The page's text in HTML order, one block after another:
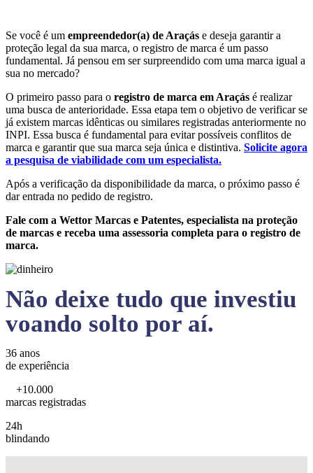
Se você é um empreendedor(a) de Araçás e deseja garantir a
proteção legal da sua marca, o registro de marca é um passo
fundamental. Já pensou em ser surpreendido com uma marca igual a
sua no mercado?
O primeiro passo para o registro de marca em Araçás é realizar
uma busca de anterioridade. Essa etapa tem o objetivo de verificar se
já existem marcas idênticas ou similares registradas anteriormente no
INPI. Essa busca é fundamental para evitar possíveis conflitos de
marca e garantir que sua marca seja única e distintiva. Solicite agora
a pesquisa de viabilidade com um especialista.
Após a verificação da disponibilidade da marca, o próximo passo é
dar entrada no pedido de registro.
Fale com a Wettor Marcas e Patentes, especialista na proteção
de marcas e receba uma assessoria completa para o registro de
marca.
Não deixe tudo que investiu
voando solto por aí.
36 anos
de experiência
+10.000
marcas registradas
24h
blindando